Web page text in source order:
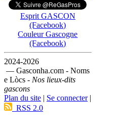
Esprit GASCON
(Facebook)
Couleur Gascogne
(Facebook)
2024-2026
— Gasconha.com - Noms
e Lòcs - Nos lieux-dits
gascons
Plan du site | Se connecter|
RSS 2.0